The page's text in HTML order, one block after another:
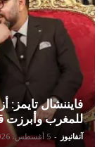
فايننشال تايمز:
للمغرب وأبرزت
آنفانيوز - 5 أغسطس، 2026